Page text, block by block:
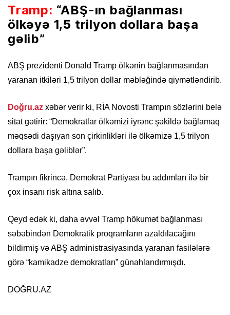
Tramp: “ABŞ-ın bağlanması
ölkəyə 1,5 trilyon dollara başa
gəlib”
ABŞ prezidenti Donald Tramp ölkənin bağlanmasından
yaranan itkiləri 1,5 trilyon dollar məbləğində qiymətləndirib.
Doğru.az xəbər verir ki, RİA Novosti Trampın sözlərini belə
sitat gətirir: “Demokratlar ölkəmizi iyrənc şəkildə bağlamaq
məqsədi daşıyan son çirkinlikləri ilə ölkəmizə 1,5 trilyon
dollara başa gəliblər”.
Trampın fikrincə, Demokrat Partiyası bu addımları ilə bir
çox insanı risk altına salıb.
Qeyd edək ki, daha əvvəl Tramp hökumət bağlanması
səbəbindən Demokratik proqramların azaldılacağını
bildirmiş və ABŞ administrasiyasında yaranan fasilələrə
görə “kamikadze demokratları” günahlandırmışdı.
DOĞRU.AZ